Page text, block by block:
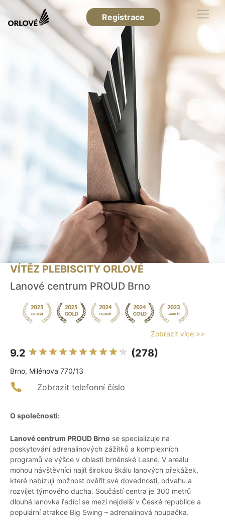
Registrace
VÍTĚZ PLEBISCITY ORLOVÉ
Lanové centrum PROUD Brno
Zobrazit více >>
9.2 (278)
Brno, Milénova 770/13
Zobrazit telefonní číslo
O společnosti:
Lanové centrum PROUD Brno se specializuje na
poskytování adrenalinových zážitků a komplexních
programů ve výšce v oblasti brněnské Lesné. V areálu
mohou návštěvníci najít širokou škálu lanových překážek,
které nabízují možnost ověřit své dovednosti, odvahu a
rozvíjet týmového ducha. Součástí centra je 300 metrů
dlouhá lanovka řadící se mezi nejdelší v České republice a
populární atrakce Big Swing – adrenalinová houpačka.